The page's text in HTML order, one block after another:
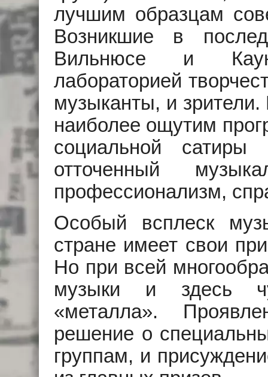
лучшим образцам
Возникшие в
Вильнюсе и
лабораторией
музыканты, и зрители.
наиболее ощутим
социальной
отточенный
профессионализм,
Особый всплеск
стране имеет свои
Но при всей
музыки и здесь
«металла».
решение о
группам, и